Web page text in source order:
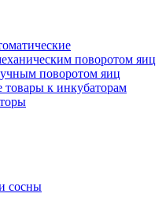
поворотом яиц
поворотом яиц
к инкубаторам
сосны